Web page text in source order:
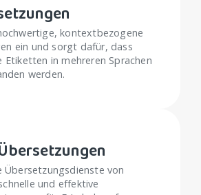
kontextbezogene
ein und sorgt dafür, dass
Etiketten in mehreren Sprachen
werden.
von
und effektive